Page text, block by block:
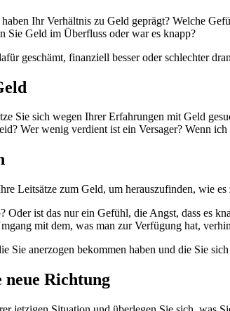
Ihr Verhältnis zu Geld geprägt? Welche
Sie Geld im Überfluss oder war es knapp?
geschämt, finanziell besser oder schlechter
Sie sich wegen Ihrer Erfahrungen mit Geld
Wer wenig verdient ist ein Versager? Wenn
Leitsätze zum Geld, um herauszufinden, wie
ist das nur ein Gefühl, die Angst, dass es
mit dem, was man zur Verfügung hat,
Sie anerzogen bekommen haben und die Sie
Richtung